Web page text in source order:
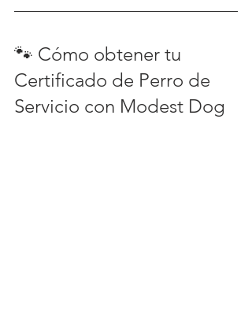
🐾 Cómo obtener tu
Certificado de Perro de
Servicio con Modest Dog